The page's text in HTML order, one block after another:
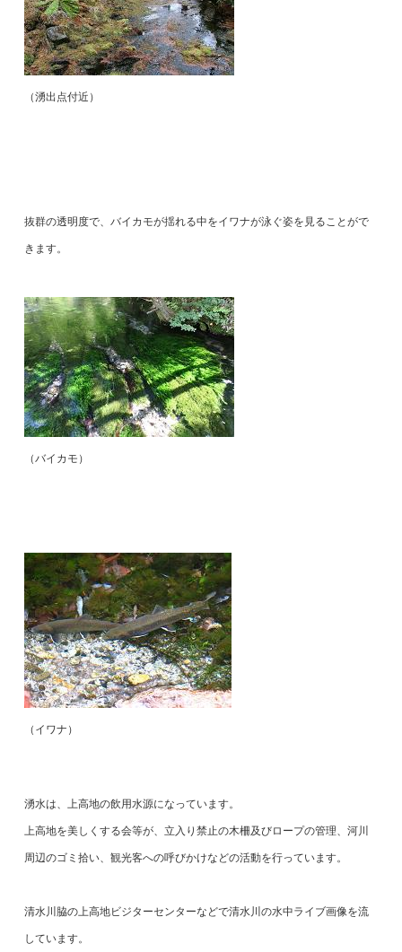
（湧出点付近）
抜群の透明度で、バイカモが揺れる中をイワナが泳ぐ姿を見ることがで
きます。
（バイカモ）
（イワナ）
湧水は、上高地の飲用水源になっています。
上高地を美しくする会等が、立入り禁止の木柵及びロープの管理、河川
周辺のゴミ拾い、観光客への呼びかけなどの活動を行っています。
清水川脇の上高地ビジターセンターなどで清水川の水中ライブ画像を流
しています。